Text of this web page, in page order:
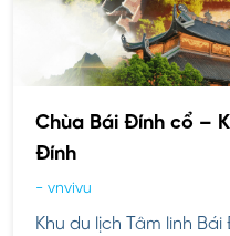
Chùa Bái Đính cổ –
Đính
- vnvivu
Khu du lịch Tâm linh